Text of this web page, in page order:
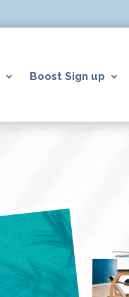
Boost Sign up